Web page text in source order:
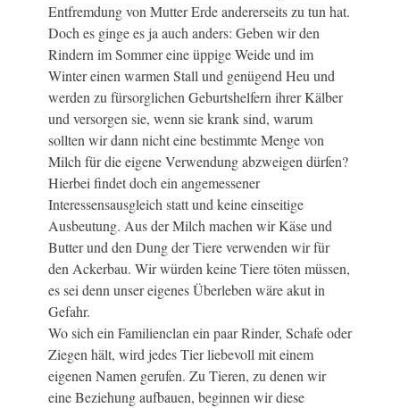
Entfremdung von Mutter Erde andererseits zu tun hat.
Doch es ginge es ja auch anders: Geben wir den
Rindern im Sommer eine üppige Weide und im
Winter einen warmen Stall und genügend Heu und
werden zu fürsorglichen Geburtshelfern ihrer Kälber
und versorgen sie, wenn sie krank sind, warum
sollten wir dann nicht eine bestimmte Menge von
Milch für die eigene Verwendung abzweigen dürfen?
Hierbei findet doch ein angemessener
Interessensausgleich statt und keine einseitige
Ausbeutung. Aus der Milch machen wir Käse und
Butter und den Dung der Tiere verwenden wir für
den Ackerbau. Wir würden keine Tiere töten müssen,
es sei denn unser eigenes Überleben wäre akut in
Gefahr.
Wo sich ein Familienclan ein paar Rinder, Schafe oder
Ziegen hält, wird jedes Tier liebevoll mit einem
eigenen Namen gerufen. Zu Tieren, zu denen wir
eine Beziehung aufbauen, beginnen wir diese